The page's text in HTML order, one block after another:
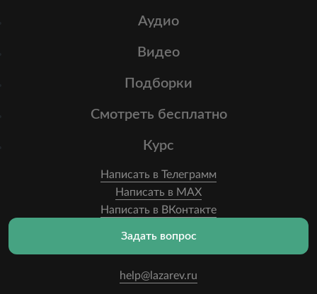
Аудио
Видео
Подборки
Смотреть бесплатно
Курс
Написать в Телеграмм
Написать в MAX
Написать в ВКонтакте
help@lazarev.ru
Задать вопрос